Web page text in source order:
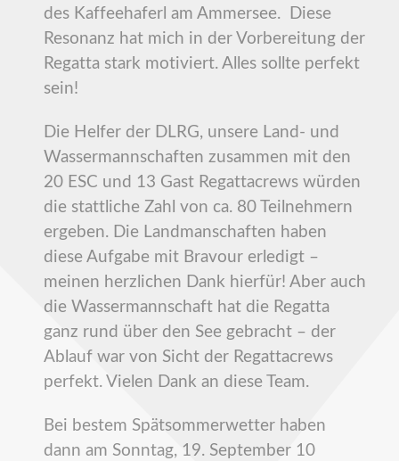
des Kaffeehaferl am Ammersee. Diese
Resonanz hat mich in der Vorbereitung der
Regatta stark motiviert. Alles sollte perfekt
sein!
Die Helfer der DLRG, unsere Land- und
Wassermannschaften zusammen mit den
20 ESC und 13 Gast Regattacrews würden
die stattliche Zahl von ca. 80 Teilnehmern
ergeben. Die Landmanschaften haben
diese Aufgabe mit Bravour erledigt –
meinen herzlichen Dank hierfür! Aber auch
die Wassermannschaft hat die Regatta
ganz rund über den See gebracht – der
Ablauf war von Sicht der Regattacrews
perfekt. Vielen Dank an diese Team.
Bei bestem Spätsommerwetter haben
dann am Sonntag, 19. September 10